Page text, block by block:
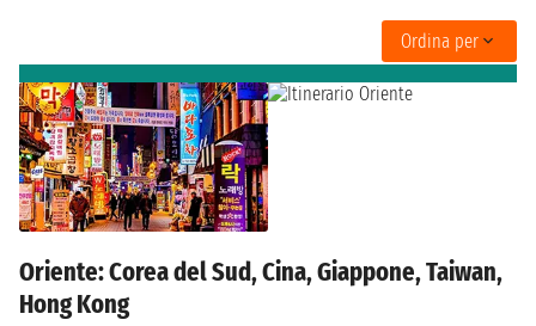
Ordina per
Oriente: Corea del Sud, Cina, Giappone, Taiwan,
Hong Kong